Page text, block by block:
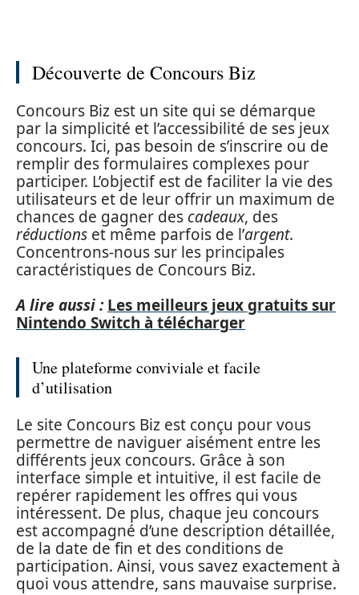
Découverte de Concours Biz
Concours Biz est un site qui se démarque
par la simplicité et l’accessibilité de ses jeux
concours. Ici, pas besoin de s’inscrire ou de
remplir des formulaires complexes pour
participer. L’objectif est de faciliter la vie des
utilisateurs et de leur offrir un maximum de
chances de gagner des cadeaux, des
réductions et même parfois de l’argent.
Concentrons-nous sur les principales
caractéristiques de Concours Biz.
A lire aussi : Les meilleurs jeux gratuits sur
Nintendo Switch à télécharger
Une plateforme conviviale et facile
d’utilisation
Le site Concours Biz est conçu pour vous
permettre de naviguer aisément entre les
différents jeux concours. Grâce à son
interface simple et intuitive, il est facile de
repérer rapidement les offres qui vous
intéressent. De plus, chaque jeu concours
est accompagné d’une description détaillée,
de la date de fin et des conditions de
participation. Ainsi, vous savez exactement à
quoi vous attendre, sans mauvaise surprise.